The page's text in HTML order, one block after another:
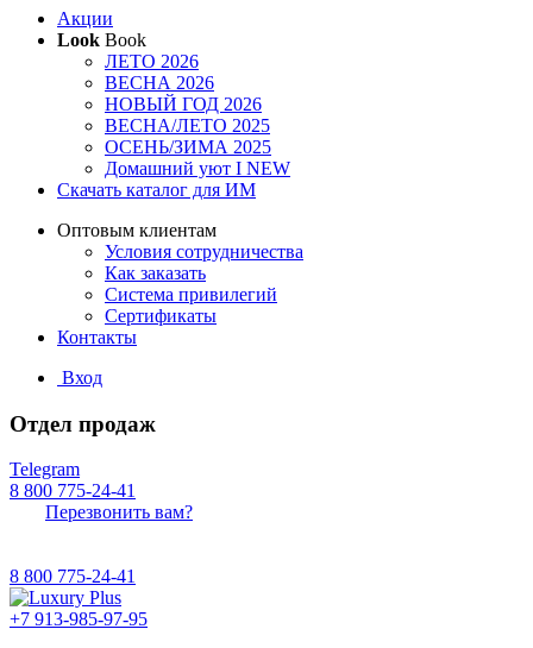
Акции
Look Book
ЛЕТО 2026
ВЕСНА 2026
НОВЫЙ ГОД 2026
ВЕСНА/ЛЕТО 2025
ОСЕНЬ/ЗИМА 2025
Домашний уют I NEW
Скачать каталог для ИМ
Оптовым клиентам
Условия сотрудничества
Как заказать
Система привилегий
Сертификаты
Контакты
Вход
Отдел продаж
Telegram
8 800 775-24-41
Перезвонить вам?
8 800 775-24-41
+7 913-985-97-95